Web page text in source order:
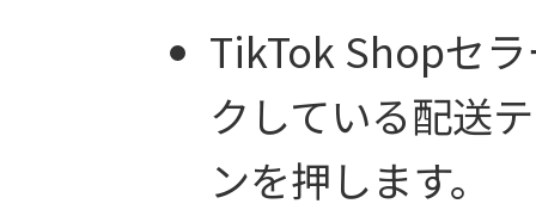
TikTok Shopセ
クしている配送
ンを押します。